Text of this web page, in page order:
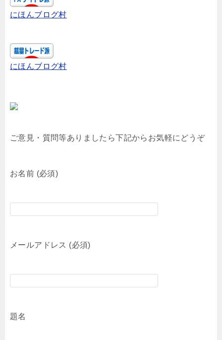
にほんブログ村
にほんブログ村
ご意見・質問等ありましたら下記からお気軽にどうぞ
お名前 (必須)
メールアドレス (必須)
題名